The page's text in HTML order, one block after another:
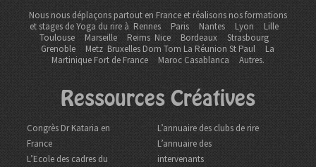
Nous nous déplaçons partout en France et réalisons nos formations
et stages de Yoga du rire à Rennes Paris Nantes Lyon
Lille
Toulouse
Marseille Reims Nice Bordeaux
Strasbourg
Grenoble
Metz Bruxelles Dom TomLa Réunion St Paul
La
Martinique Fort de France
Maroc Casablanca Autres.
Ressources Créatives
Congrès Dr Kataria en
France
L’Ecole des cadres du
L’annuaire des clubs de rire
L’annuaire des
intervenants